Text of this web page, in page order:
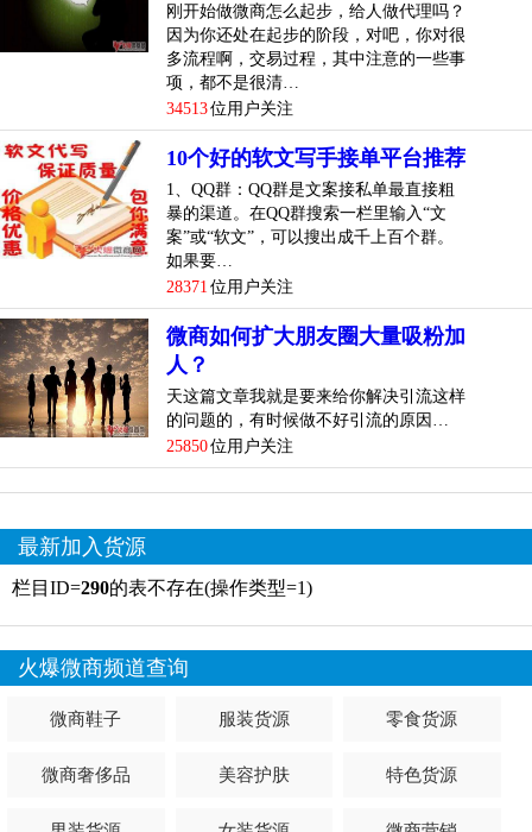
刚开始做微商怎么起步，给人做代理吗？
因为你还处在起步的阶段，对吧，你对很
多流程啊，交易过程，其中注意的一些事
项，都不是很清…
34513位用户关注
10个好的软文写手接单平台推荐
1、QQ群：QQ群是文案接私单最直接粗
暴的渠道。在QQ群搜索一栏里输入“文
案”或“软文”，可以搜出成千上百个群。
如果要…
28371 位用户关注
微商如何扩大朋友圈大量吸粉加
人？
天这篇文章我就是要来给你解决引流这样
的问题的，有时候做不好引流的原因…
25850位用户关注
最新加入货源
栏目ID=290的表不存在(操作类型=1)
火爆微商频道查询
微商鞋子 服装货源 零食货源
微商奢侈品 美容护肤 特色货源